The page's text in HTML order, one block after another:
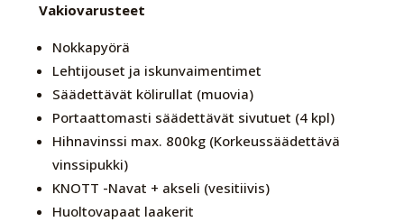
Vakiovarusteet
Nokkapyörä
Lehtijouset ja iskunvaimentimet
Säädettävät kölirullat (muovia)
Portaattomasti säädettävät sivutuet (4 kpl)
Hihnavinssi max. 800kg (Korkeussäädettävä
vinssipukki)
KNOTT -Navat + akseli (vesitiivis)
Huoltovapaat laakerit